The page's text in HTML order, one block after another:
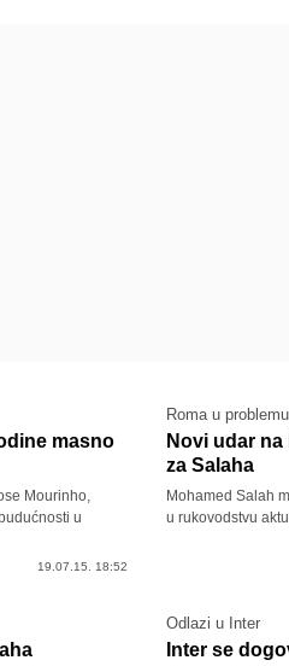
masno
Mourinho,
u
19.07.15. 18:52
Roma u problemu
Novi udar
za Salaha
Mohamed Salah
u rukovodstvu
Odlazi u Inter
Inter se